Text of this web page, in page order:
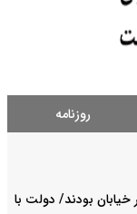
روزنامه
بودند/ دولت با